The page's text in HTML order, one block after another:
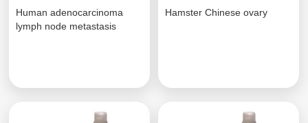
Human adenocarcinoma
lymph node metastasis
Hamster Chinese ovary